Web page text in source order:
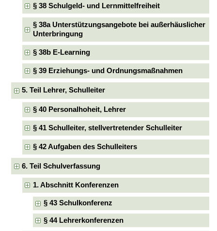
§ 38 Schulgeld- und Lernmittelfreiheit
§ 38a Unterstützungsangebote bei außerhäuslicher
Unterbringung
§ 38b E-Learning
§ 39 Erziehungs- und Ordnungsmaßnahmen
5. Teil Lehrer, Schulleiter
§ 40 Personalhoheit, Lehrer
§ 41 Schulleiter, stellvertretender Schulleiter
§ 42 Aufgaben des Schulleiters
6. Teil Schulverfassung
1. Abschnitt Konferenzen
§ 43 Schulkonferenz
§ 44 Lehrerkonferenzen